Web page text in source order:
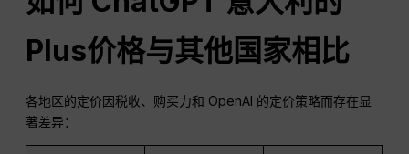
Plus价格与其他国家相比
各地区的定价因税收、购买力和 OpenAI 的定价策略而存在显
著差异：